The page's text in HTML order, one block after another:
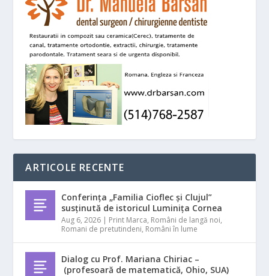
ARTICOLE RECENTE
Conferința „Familia Cioflec și Clujul”
susținută de istoricul Luminița Cornea
Aug 6, 2026 | Print Marca, Români de langă noi,
Romani de pretutindeni, Români în lume
Dialog cu Prof. Mariana Chiriac –
(profesoară de matematică, Ohio, SUA)